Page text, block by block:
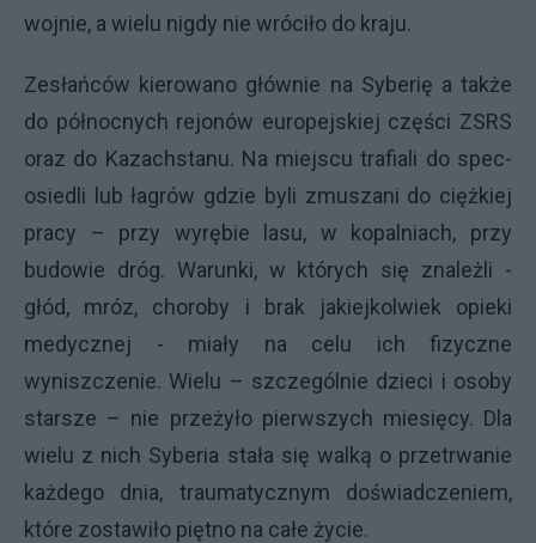
wojnie, a wielu nigdy nie wróciło do kraju.
Zesłańców kierowano głównie na Syberię a także
do północnych rejonów europejskiej części ZSRS
oraz do Kazachstanu. Na miejscu trafiali do spec-
osiedli lub łagrów gdzie byli zmuszani do ciężkiej
pracy – przy wyrębie lasu, w kopalniach, przy
budowie dróg. Warunki, w których się znależli -
głód, mróz, choroby i brak jakiejkolwiek opieki
medycznej - miały na celu ich fizyczne
wyniszczenie. Wielu – szczególnie dzieci i osoby
starsze – nie przeżyło pierwszych miesięcy. Dla
wielu z nich Syberia stała się walką o przetrwanie
każdego dnia, traumatycznym doświadczeniem,
które zostawiło piętno na całe życie.